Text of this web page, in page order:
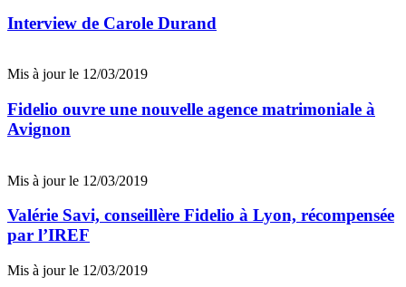
Interview de Carole Durand
Mis à jour le 12/03/2019
Fidelio ouvre une nouvelle agence matrimoniale à
Avignon
Mis à jour le 12/03/2019
Valérie Savi, conseillère Fidelio à Lyon, récompensée
par l’IREF
Mis à jour le 12/03/2019